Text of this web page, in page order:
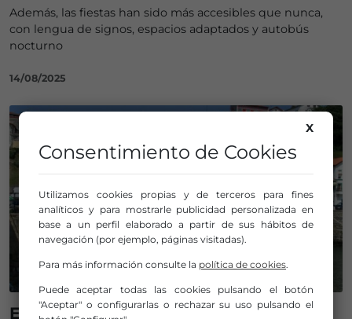
Además, las fiestas han sido más accesibles que nunca,
con lengua de signos, espacios adaptados y autobús
nocturno
14/08/2025
El Ayuntamiento de Getxo respalda a
X
Consentimiento de Cookies
Utilizamos cookies propias y de terceros para fines
analíticos y para mostrarle publicidad personalizada en
base a un perfil elaborado a partir de sus hábitos de
navegación (por ejemplo, páginas visitadas).
Para más información consulte la política de cookies.
Puede aceptar todas las cookies pulsando el botón
"Aceptar" o configurarlas o rechazar su uso pulsando el